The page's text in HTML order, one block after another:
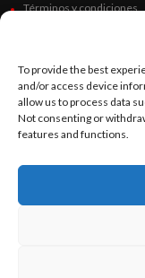
To provide the best
and/or access device
allow us to process data
Not consenting or
features and functions.
Términos y condiciones
Code of Ethics
©OratoWorld